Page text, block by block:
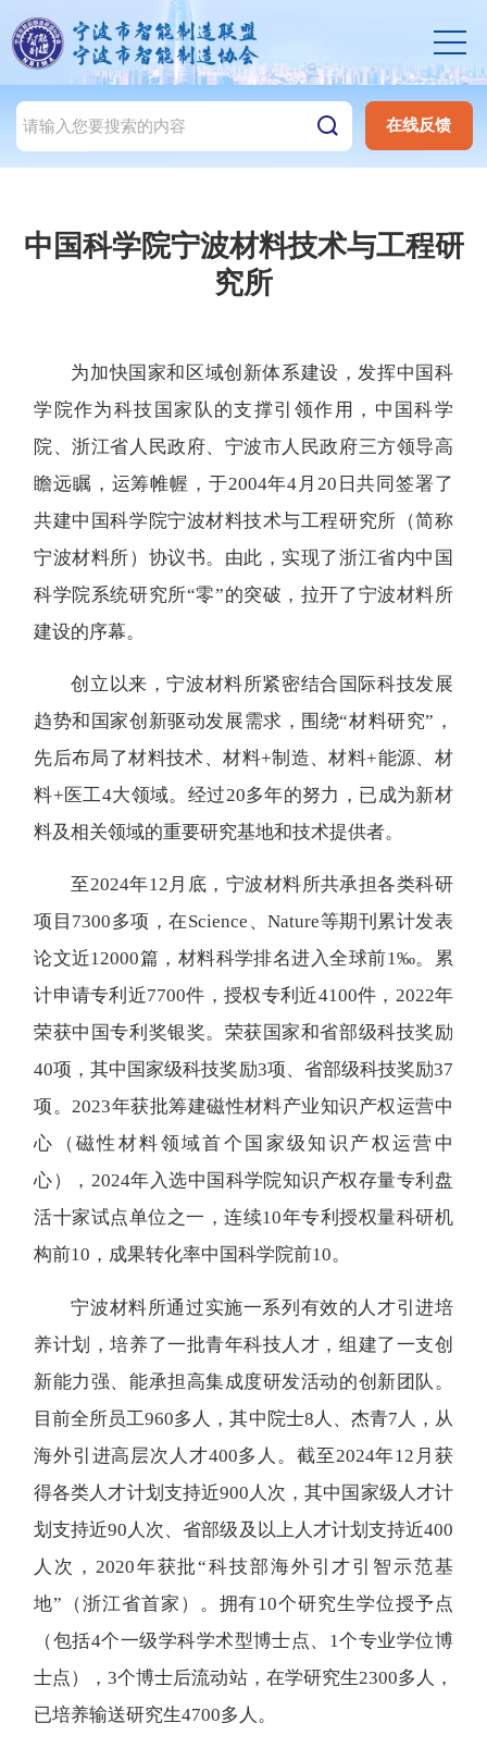
在线反馈
中国科学院宁波材料技术与工程研
究所
为加快国家和区域创新体系建设，发挥中国科
学院作为科技国家队的支撑引领作用，中国科学
院、浙江省人民政府、宁波市人民政府三方领导高
瞻远瞩，运筹帷幄，于2004年4月20日共同签署了
共建中国科学院宁波材料技术与工程研究所（简称
宁波材料所）协议书。由此，实现了浙江省内中国
科学院系统研究所“零”的突破，拉开了宁波材料所
建设的序幕。
创立以来，宁波材料所紧密结合国际科技发展
趋势和国家创新驱动发展需求，围绕“材料研究”，
先后布局了材料技术、材料+制造、材料+能源、材
料+医工4大领域。经过20多年的努力，已成为新材
料及相关领域的重要研究基地和技术提供者。
至2024年12月底，宁波材料所共承担各类科研
项目7300多项，在Science、Nature等期刊累计发表
论文近12000篇，材料科学排名进入全球前1‰。累
计申请专利近7700件，授权专利近4100件，2022年
荣获中国专利奖银奖。荣获国家和省部级科技奖励
40项，其中国家级科技奖励3项、省部级科技奖励37
项。2023年获批筹建磁性材料产业知识产权运营中
心（磁性材料领域首个国家级知识产权运营中
心），2024年入选中国科学院知识产权存量专利盘
活十家试点单位之一，连续10年专利授权量科研机
构前10，成果转化率中国科学院前10。
宁波材料所通过实施一系列有效的人才引进培
养计划，培养了一批青年科技人才，组建了一支创
新能力强、能承担高集成度研发活动的创新团队。
目前全所员工960多人，其中院士8人、杰青7人，从
海外引进高层次人才400多人。截至2024年12月获
得各类人才计划支持近900人次，其中国家级人才计
划支持近90人次、省部级及以上人才计划支持近400
人次，2020年获批“科技部海外引才引智示范基
地”（浙江省首家）。拥有10个研究生学位授予点
（包括4个一级学科学术型博士点、1个专业学位博
士点），3个博士后流动站，在学研究生2300多人，
已培养输送研究生4700多人。